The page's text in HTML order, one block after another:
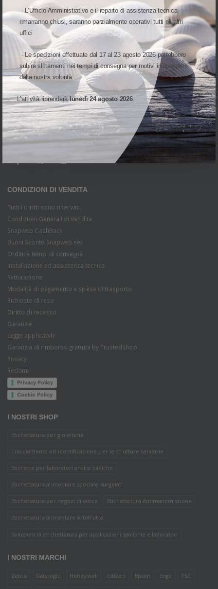
- L’Ufficio Amministrativo e il reparto di assistenza tecnica
rimarranno chiusi, saranno parzialmente operativi tutti gli altri
uffici
- Le spedizioni effettuate dal 17 al 23 agosto 2026 potrebbero
subire slittamenti nei tempi di consegna per motivi indipendenti
dalla nostra volontà.
L’attività riprenderàlunedì 24 agosto 2026.
TELEFONO:
+39 0824 1815960
21080
PEC:
snap@pec.snapsrl.it
SUBM70N
ORARI DI APERTURA UFFICI:
Lunedi - Venerdì
mattina: 9.00 - 13.30
pomeriggio: 15.00 - 18.30
ORARI DI APERTURA MAGAZZINO:
Lunedi - Venerdì
mattina: 12.00 - 14.00
pomeriggio: 15.00 - 17.00
CONDIZIONI DI VENDITA
Tutti i diritti sono riservati
Condizioni Generali di Vendita
Snapweb CashBack
Buoni Sconto Snapweb.net
Ordini e tempi di consegna
Installazione ed assistenza tecnica
Fatturazione
Modalità di pagamento e spese di trasporto
Richieste di reso
Diritto di recesso
Garanzie
Legge applicabile
Garanzia di rimborso gratuita by TrustedShop
Privacy
Reclami
Privacy Policy
Cookie Policy
I NOSTRI SHOP
Etichettatura per gioiellerie
Tracciamento ed identificazione per le strutture sanitarie
Etichette per laboratori analisi cliniche
Etichettatura alimentare speciale surgelati
Etichettatura per negozi di ottica Etichettatura Antimanomissione
Etichettatura alimentare ortofrutta
Soluzioni di etichettatura per applicazioni sanitarie e laboratori
I NOSTRI MARCHI
Zebra Datalogic Honeywell Citizen Epson Ergo TSC